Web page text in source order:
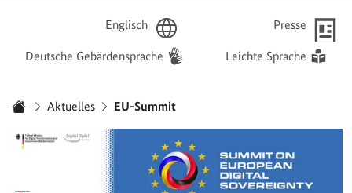
Englisch Presse
Deutsche Gebärdensprache Leichte Sprache
Aktuelles EU-Summit